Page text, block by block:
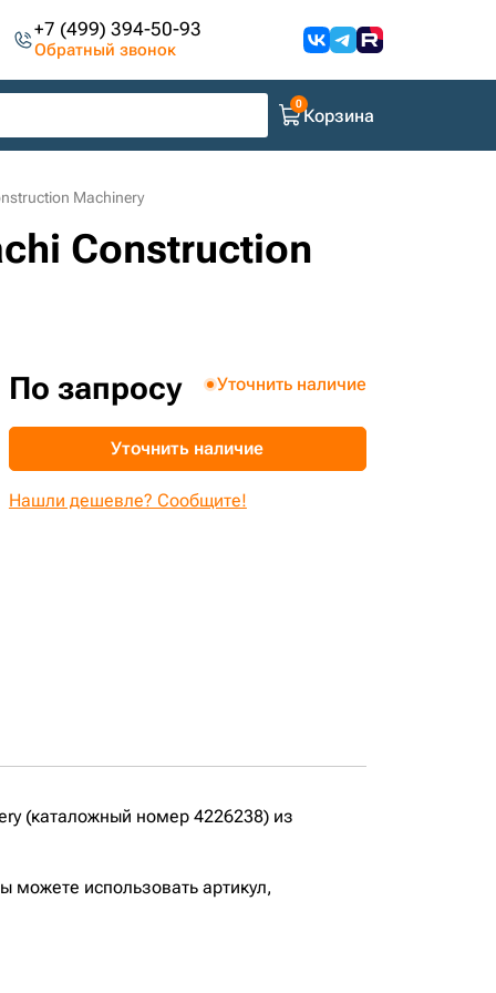
+7 (499) 394-50-93
Обратный звонок
Корзина
Machinery
Construction
По запросу Уточнить наличие
Уточнить наличие
Нашли дешевле? Сообщите!
(каталожный номер 4226238) из
можете использовать артикул,